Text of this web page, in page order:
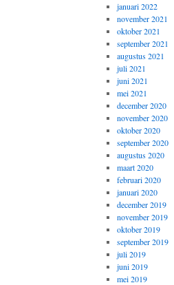
januari 2022
november 2021
oktober 2021
september 2021
augustus 2021
juli 2021
juni 2021
mei 2021
december 2020
november 2020
oktober 2020
september 2020
augustus 2020
maart 2020
februari 2020
januari 2020
december 2019
november 2019
oktober 2019
september 2019
juli 2019
juni 2019
mei 2019